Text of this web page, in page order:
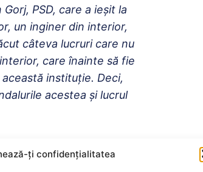
ți confidențialitatea
PSD, care a ieșit la
un inginer din interior,
câteva lucruri care nu
care înainte să fie
instituție. Deci,
acestea și lucrul
probleme, apropo de
dar nu peste noapte”,